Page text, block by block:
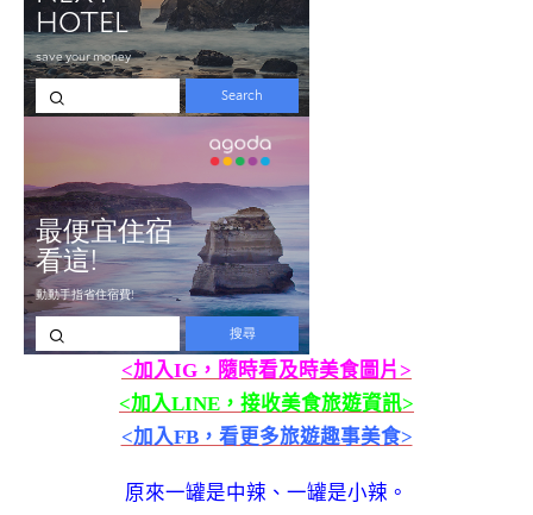
<加入IG，隨時看及時美食圖片>
<加入LINE，接收美食旅遊資訊>
<加入FB，看更多旅遊趣事美食>
原來一罐是中辣、一罐是小辣。